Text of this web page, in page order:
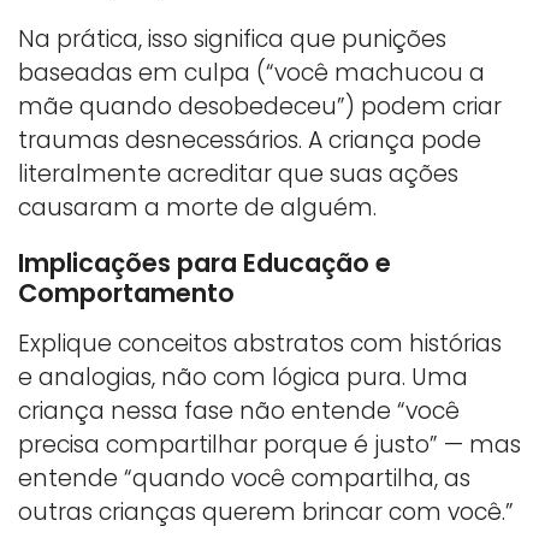
Na prática, isso significa que punições
baseadas em culpa (“você machucou a
mãe quando desobedeceu”) podem criar
traumas desnecessários. A criança pode
literalmente acreditar que suas ações
causaram a morte de alguém.
Implicações para Educação e
Comportamento
Explique conceitos abstratos com histórias
e analogias, não com lógica pura. Uma
criança nessa fase não entende “você
precisa compartilhar porque é justo” — mas
entende “quando você compartilha, as
outras crianças querem brincar com você.”